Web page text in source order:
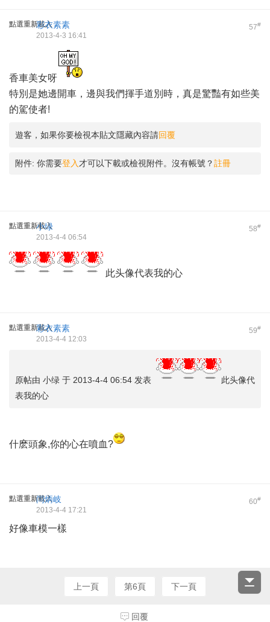
點選重新載入 57#
彩衣素素
2013-4-3 16:41
香車美女呀
特別是她邊開車，邊與我們揮手道別時，真是驚豔有如些美
的駕使者!
遊客，如果你要檢視本貼文隱藏內容請回覆
附件: 你需要登入 才可以下載或檢視附件。沒有帳號？註冊
點選重新載入 58#
小绿
2013-4-4 06:54
此头像代表我的心
點選重新載入 59#
彩衣素素
2013-4-4 12:03
原帖由 小绿 于 2013-4-4 06:54 发表
此头像代
表我的心
什麽頭象,你的心在噴血?
點選重新載入 60#
闫炳岐
2013-4-4 17:21
好像車模一樣
上一頁 第6頁 下一頁
回覆